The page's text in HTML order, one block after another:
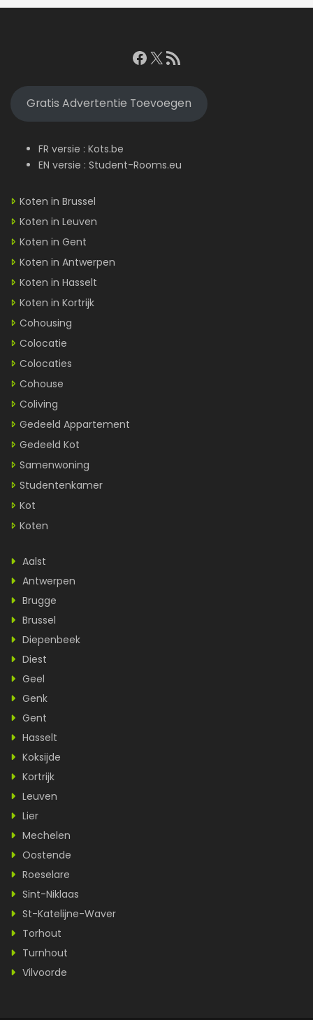
Facebook
X RSS feed
Gratis Advertentie Toevoegen
FR versie : Kots.be
EN versie : Student-Rooms.eu
Koten in Brussel
Koten in Leuven
Koten in Gent
Koten in Antwerpen
Koten in Hasselt
Koten in Kortrijk
Cohousing
Colocatie
Colocaties
Cohouse
Coliving
Gedeeld Appartement
Gedeeld Kot
Samenwoning
Studentenkamer
Kot
Koten
Aalst
Antwerpen
Brugge
Brussel
Diepenbeek
Diest
Geel
Genk
Gent
Hasselt
Koksijde
Kortrijk
Leuven
Lier
Mechelen
Oostende
Roeselare
Sint-Niklaas
St-Katelijne-Waver
Torhout
Turnhout
Vilvoorde